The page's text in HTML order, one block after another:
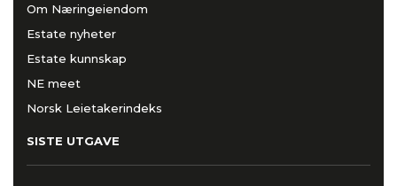
Om Næringeiendom
Estate nyheter
Estate kunnskap
NE meet
Norsk Leietakerindeks
SISTE UTGAVE